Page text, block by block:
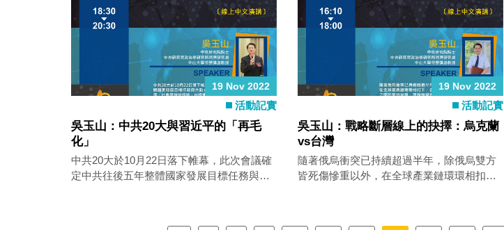
19 Nov 2022
活動記實
吳玉山：中共20大與習近平的「再毛
化」
中共20大於10月22日落下帷幕，此次會議確
定中共往後五年整體國家發展目標任務與大
19 Nov 2022
活動記實
吳玉山：戰略斷層線上的抉擇：烏克蘭
vs台灣
隨著俄烏衝突已持續超過半年，除俄烏雙方
皆死傷慘重以外，在全球產業鏈環環相扣